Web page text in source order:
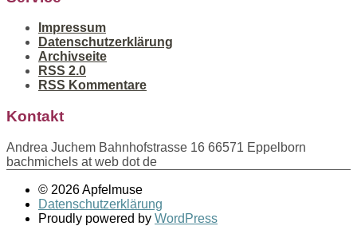
Impressum
Datenschutzerklärung
Archivseite
RSS 2.0
RSS Kommentare
Kontakt
Andrea Juchem Bahnhofstrasse 16 66571 Eppelborn
bachmichels at web dot de
© 2026 Apfelmuse
Datenschutzerklärung
Proudly powered by WordPress